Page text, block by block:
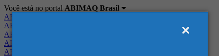
Você está no portal ABIMAQ Brasil
ABIMAQ Brasil
ABIMAQ Minas Gerais
ABIMAQ Norte-Nordeste
ABIMAQ Paraná
ABIMAQ Piracicaba